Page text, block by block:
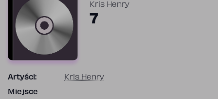
Kris Henry
7
Artyści: Kris Henry
Miejsce